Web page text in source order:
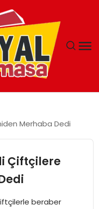
Merhaba Dedi
Çiftçilere
beraber